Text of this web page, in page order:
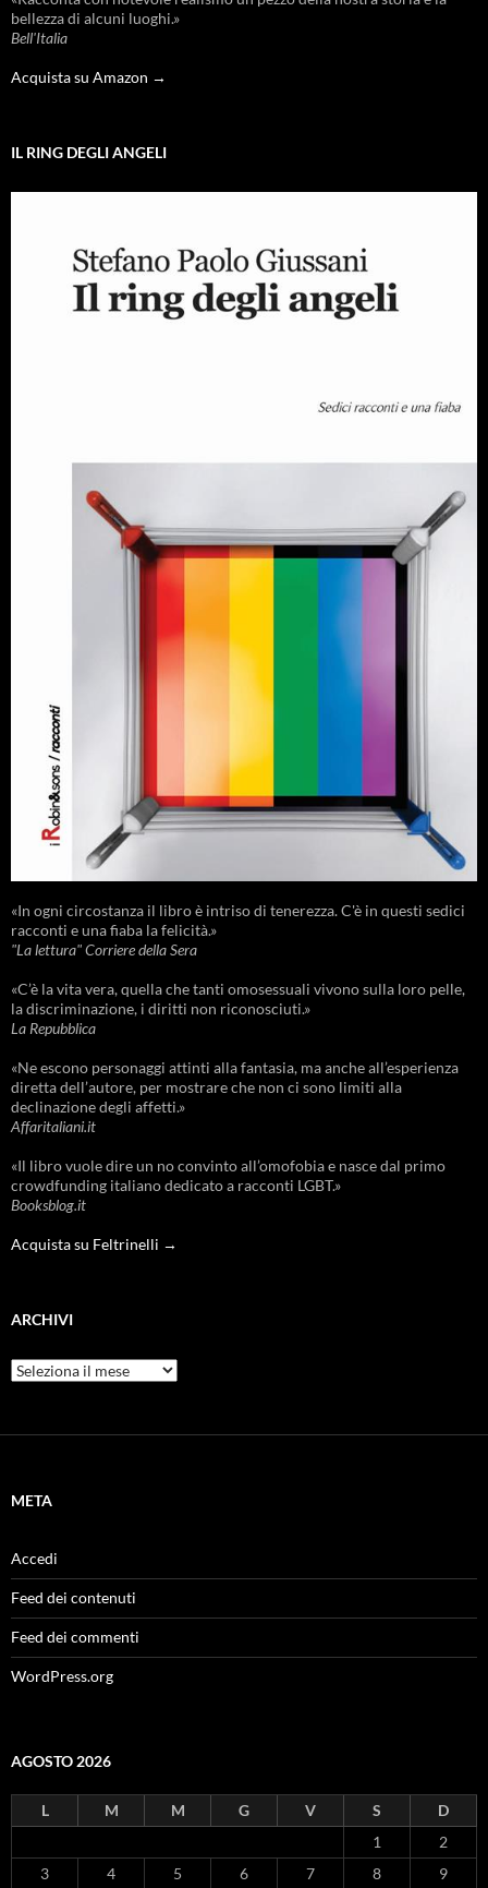
bellezza di alcuni luoghi.»
Bell'Italia
Acquista su Amazon →
IL RING DEGLI ANGELI
«In ogni circostanza il libro è intriso di tenerezza. C'è in questi sedici
racconti e una fiaba la felicità.»
"La lettura" Corriere della Sera
«C’è la vita vera, quella che tanti omosessuali vivono sulla loro pelle,
la discriminazione, i diritti non riconosciuti.»
La Repubblica
«Ne escono personaggi attinti alla fantasia, ma anche all’esperienza
diretta dell’autore, per mostrare che non ci sono limiti alla
declinazione degli affetti.»
Affaritaliani.it
«Il libro vuole dire un no convinto all’omofobia e nasce dal primo
crowdfunding italiano dedicato a racconti LGBT.»
Booksblog.it
Acquista su Feltrinelli →
ARCHIVI
Archivi
META
Accedi
Feed dei contenuti
Feed dei commenti
WordPress.org
AGOSTO 2026
L M M G V S
D
1
2
3
4 5 6 7 8 9